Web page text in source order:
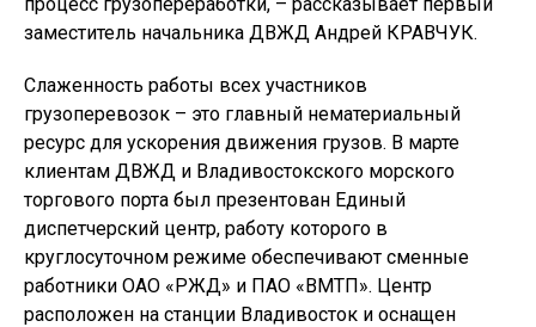
заместитель начальника ДВЖД Андрей КРАВЧУК.
Слаженность работы всех участников
грузоперевозок – это главный нематериальный
ресурс для ускорения движения грузов. В марте
клиентам ДВЖД и Владивостокского морского
торгового порта был презентован Единый
диспетчерский центр, работу которого в
круглосуточном режиме обеспечивают сменные
работники ОАО «РЖД» и ПАО «ВМТП». Центр
расположен на станции Владивосток и оснащен